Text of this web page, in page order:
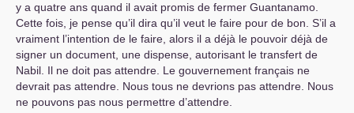
y a quatre ans quand il avait promis de fermer Guantanamo.
Cette fois, je pense qu’il dira qu’il veut le faire pour de bon. S’il a
vraiment l’intention de le faire, alors il a déjà le pouvoir déjà de
signer un document, une dispense, autorisant le transfert de
Nabil. Il ne doit pas attendre. Le gouvernement français ne
devrait pas attendre. Nous tous ne devrions pas attendre. Nous
ne pouvons pas nous permettre d’attendre.